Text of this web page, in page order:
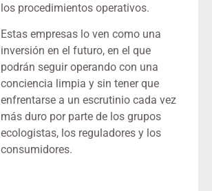
los procedimientos operativos.
Estas empresas lo ven como una
inversión en el futuro, en el que
podrán seguir operando con una
conciencia limpia y sin tener que
enfrentarse a un escrutinio cada vez
más duro por parte de los grupos
ecologistas, los reguladores y los
consumidores.